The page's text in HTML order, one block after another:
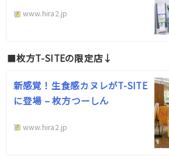
www.hira2.jp
■枚方T-SITEの限定店↓
新感覚！生食感カヌレがT-SITE
に登場 – 枚方つーしん
www.hira2.jp